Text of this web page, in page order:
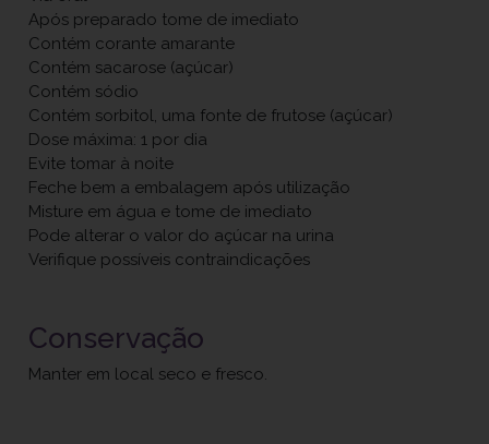
Após preparado tome de imediato
Contém corante amarante
Contém sacarose (açúcar)
Contém sódio
Contém sorbitol, uma fonte de frutose (açúcar)
Dose máxima: 1 por dia
Evite tomar à noite
Feche bem a embalagem após utilização
Misture em água e tome de imediato
Pode alterar o valor do açúcar na urina
Verifique possíveis contraindicações
Conservação
Manter em local seco e fresco.